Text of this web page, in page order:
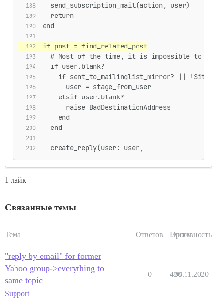
  send_subscription_mail(action, user)
  return
end
if post = find_related_post
# Most of the time, it is impossible to
  if user.blank?
if sent_to_mailinglist_mirror? ||
      user = stage_from_user
    elsif user.blank?
      raise BadDestinationAddress
    end
  end
  create_reply(user: user,
1 лайк
Связанные темы
Тема Ответов Просм.
Активность
"reply by email" for former
Yahoo group->everything to
same topic
Support
0 430
08.11.2020